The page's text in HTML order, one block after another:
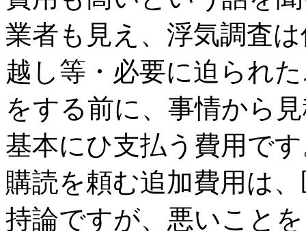
業者も見え、浮気調査
越し等・必要に迫られ
をする前に、事情から
基本にひ支払う費用で
購読を頼む追加費用は
持論ですが、悪いこと